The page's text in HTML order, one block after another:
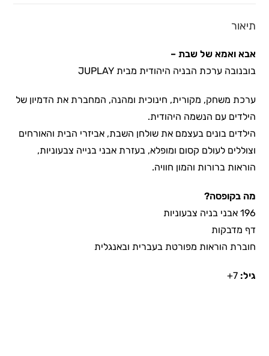
תיאור
אבא ואמא של שבת –
בובנובה ערכת הבניה היהודית מבית JUPLAY
ערכת משחק, מקורית, חינוכית ומהנה, המחברת את הדמיון של
הילדים עם הנשמה היהודית.
הילדים בונים בעצמם את שולחן השבת, אביזרי הבית והאורחים
וצוללים לעולם קסום ומופלא, בעזרת אבני בנייה צבעוניות,
הוראות ברורות והמון חוויה.
מה בקופסה?
196 אבני בניה צבעוניות
דף מדבקות
חוברת הוראות מפורטת בעברית ובאנגלית
גיל: 7+